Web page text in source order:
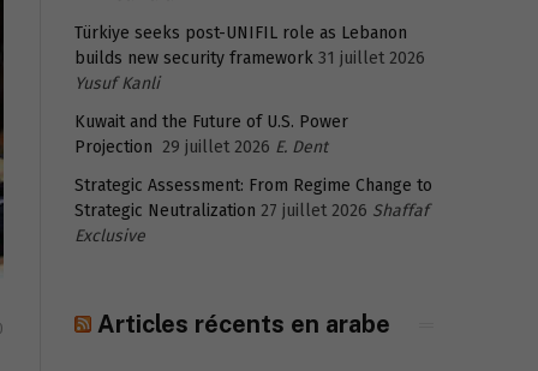
Türkiye seeks post-UNIFIL role as Lebanon
builds new security framework 31 juillet 2026
Yusuf Kanli
Kuwait and the Future of U.S. Power
Projection 29 juillet 2026 E. Dent
Strategic Assessment: From Regime Change to
Strategic Neutralization 27 juillet 2026 Shaffaf
Exclusive
Articles récents en arabe